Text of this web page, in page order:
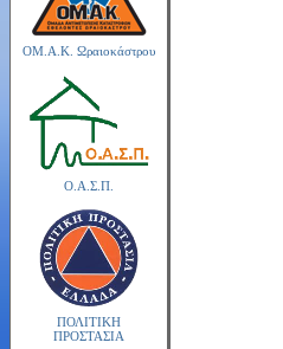
ΟΜ.Α.Κ. Ωραιοκάστρου
Ο.Α.Σ.Π.
ΠΟΛΙΤΙΚΗ
ΠΡΟΣΤΑΣΙΑ